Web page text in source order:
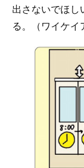
出さないでほし
る。（ワイケ